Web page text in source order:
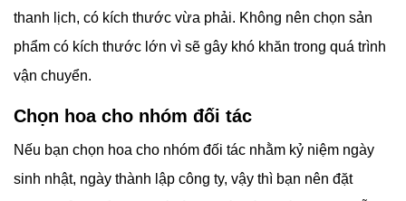
thanh lịch, có kích thước vừa phải. Không nên chọn sản
phẩm có kích thước lớn vì sẽ gây khó khăn trong quá trình
vận chuyển.
Chọn hoa cho nhóm đối tác
Nếu bạn chọn hoa cho nhóm đối tác nhằm kỷ niệm ngày
sinh nhật, ngày thành lập công ty, vậy thì bạn nên đặt